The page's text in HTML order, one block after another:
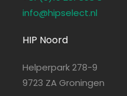
info@hipselect.nl
HIP Noord
Helperpark 278-9
9723 ZA Groningen